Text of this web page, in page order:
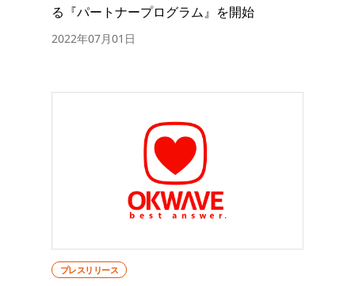
る『パートナープログラム』を開始
2022年07月01日
プレスリリース